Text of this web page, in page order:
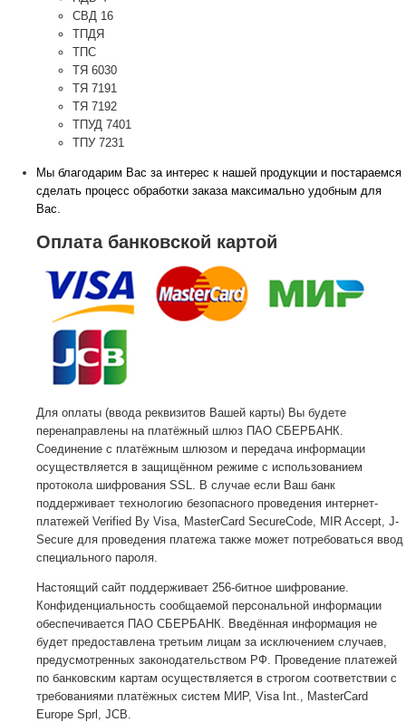
СВД 16
ТПДЯ
ТПС
ТЯ 6030
ТЯ 7191
ТЯ 7192
ТПУД 7401
ТПУ 7231
Мы благодарим Вас за интерес к нашей продукции и постараемся
сделать процесс обработки заказа максимально удобным для
Вас.
Оплата банковской картой
Для оплаты (ввода реквизитов Вашей карты) Вы будете
перенаправлены на платёжный шлюз ПАО СБЕРБАНК.
Соединение с платёжным шлюзом и передача информации
осуществляется в защищённом режиме с использованием
протокола шифрования SSL. В случае если Ваш банк
поддерживает технологию безопасного проведения интернет-
платежей Verified By Visa, MasterCard SecureCode, MIR Accept, J-
Secure для проведения платежа также может потребоваться ввод
специального пароля.
Настоящий сайт поддерживает 256-битное шифрование.
Конфиденциальность сообщаемой персональной информации
обеспечивается ПАО СБЕРБАНК. Введённая информация не
будет предоставлена третьим лицам за исключением случаев,
предусмотренных законодательством РФ. Проведение платежей
по банковским картам осуществляется в строгом соответствии с
требованиями платёжных систем МИР, Visa Int., MasterCard
Europe Sprl, JCB.